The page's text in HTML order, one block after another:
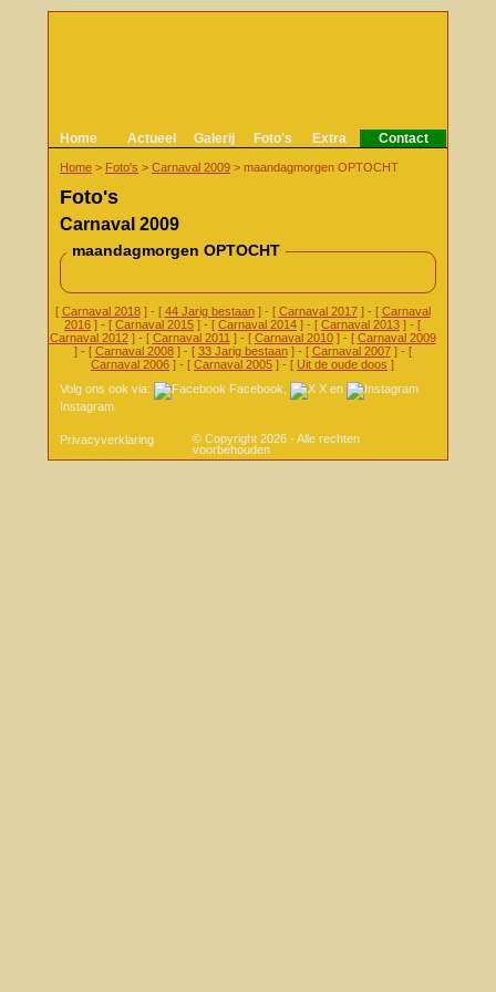
Home Actueel Galerij Foto's Extra Contact
Home > Foto's > Carnaval 2009 > maandagmorgen OPTOCHT
Foto's
Carnaval 2009
maandagmorgen OPTOCHT
[ Carnaval 2018] - [ 44 Jarig bestaan] - [ Carnaval 2017] - [ Carnaval
2016 ] - [ Carnaval 2015 ] - [ Carnaval 2014 ] - [ Carnaval 2013 ] - [
Carnaval 2012] - [ Carnaval 2011 ] - [ Carnaval 2010] - [ Carnaval 2009
] - [ Carnaval 2008] - [ 33 Jarig bestaan] - [ Carnaval 2007] - [
Carnaval 2006 ] - [ Carnaval 2005 ] - [ Uit de oude doos ]
Volg ons ook via:
Facebook X en
Instagram
Privacyverklaring
© Copyright 2026 - Alle rechten
voorbehouden